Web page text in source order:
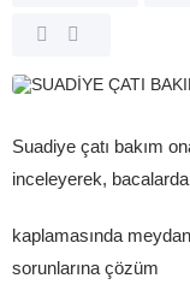
Suadiye çatı bakım
inceleyerek,
kaplamasında
sorunlarına çözüm